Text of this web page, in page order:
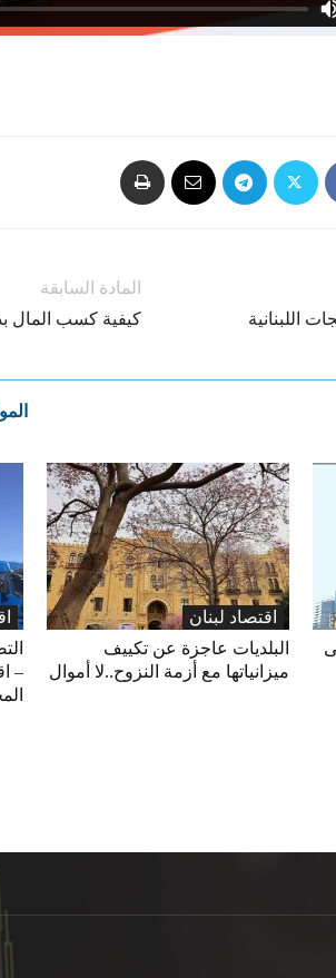
المادة السابقة
كيفية كسب المال
اللبنانية
–
اقتصاد لبنان
البلديات عاجزة عن تكييف
ميزانياتها مع أزمة النزوح..لا أموال